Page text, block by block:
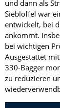
und dann als
Sieblöffel war
entwickelt, bei
ankommt.
bei wichtigen
Ausgestattet
330-Bagger
zu reduzieren